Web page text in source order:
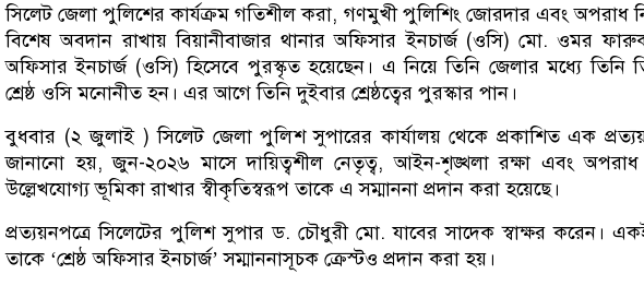
সিলেট জেলা পুলিশের কার্যক্রম গতিশীল করা, গণমুখী পুলিশিং জোরদার এবং অপরাধ
বিশেষ অবদান রাখায় বিয়ানীবাজার থানার অফিসার ইনচার্জ (ওসি) মো. ওমর ফারুক
অফিসার ইনচার্জ (ওসি) হিসেবে পুরস্কৃত হয়েছেন। এ নিয়ে তিনি জেলার মধ্যে তিনি
শ্রেষ্ঠ ওসি মনোনীত হন। এর আগে তিনি দুইবার শ্রেষ্ঠত্বের পুরস্কার পান।
বুধবার (২ জুলাই ) সিলেট জেলা পুলিশ সুপারের কার্যালয় থেকে প্রকাশিত এক
জানানো হয়, জুন-২০২৬ মাসে দায়িত্বশীল নেতৃত্ব, আইন-শৃঙ্খলা রক্ষা এবং
উল্লেখযোগ্য ভূমিকা রাখার স্বীকৃতিস্বরূপ তাকে এ সম্মাননা প্রদান করা হয়েছে।
প্রত্যয়নপত্রে সিলেটের পুলিশ সুপার ড. চৌধুরী মো. যাবের সাদেক স্বাক্ষর করেন।
তাকে ‘শ্রেষ্ঠ অফিসার ইনচার্জ’ সম্মাননাসূচক ক্রেস্টও প্রদান করা হয়।